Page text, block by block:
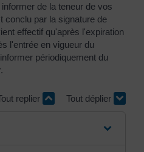
de la teneur de vos
conclu par la signature de
effectif qu'après l'expiration
l'entrée en vigueur du
périodiquement du
replier Tout déplier